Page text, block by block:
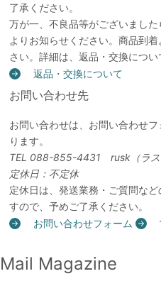
了承ください。
万が一、不良品等がございまし
よりお知らせください。商品到
さい。詳細は、返品・交換につい
返品・交換について
お問い合わせ先
お問い合わせは、お問い合わせ
ります。
TEL 088-855-4431 rusk（ラス
定休日：不定休
定休日は、発送業務・ご質問な
すので、予めご了承ください。
お問い合わせフォーム
Mail Magazine